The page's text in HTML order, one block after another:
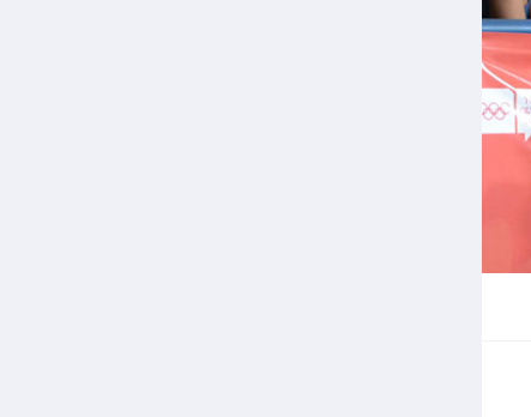
positionering van
Diversiteit en inclusie
Gezonde sportomgeving